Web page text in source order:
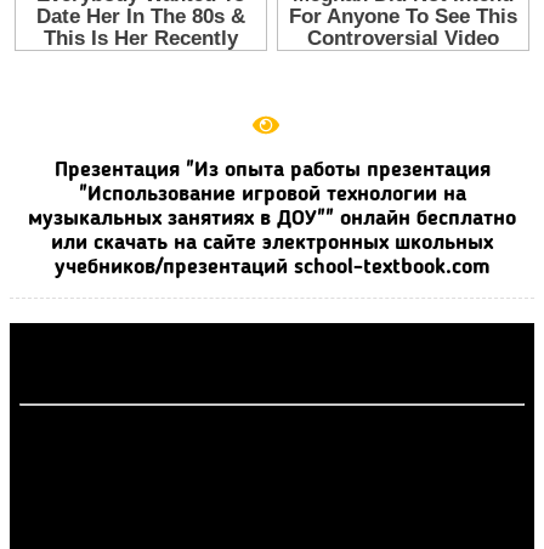
Презентация "Из опыта работы презентация
"Использование игровой технологии на
музыкальных занятиях в ДОУ"" онлайн бесплатно
или скачать на сайте электронных школьных
учебников/презентаций school-textbook.com